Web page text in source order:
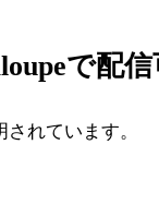
で配
れています。